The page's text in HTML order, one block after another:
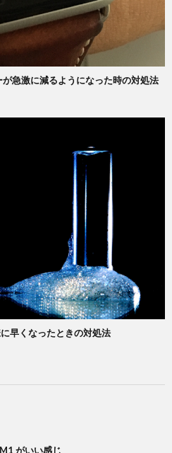
急激に減るようになった時の対処法
早くなったときの対処法
がいい感じ